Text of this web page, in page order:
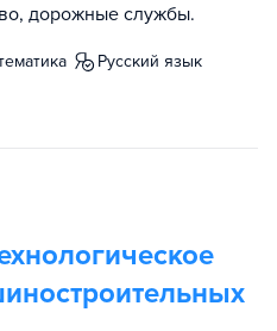
дорожные службы.
русский язык